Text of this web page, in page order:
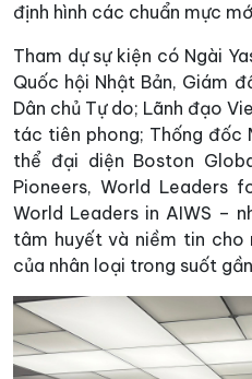
định hình các chuẩn mực
Tham dự sự kiện có Ngài
Quốc hội Nhật Bản, Giám
Dân chủ Tự do; Lãnh đạo
tác tiên phong; Thống đốc
thể đại diện Boston
Pioneers, World Leaders
World Leaders in AIWS –
tâm huyết và niềm tin
của nhân loại trong suốt